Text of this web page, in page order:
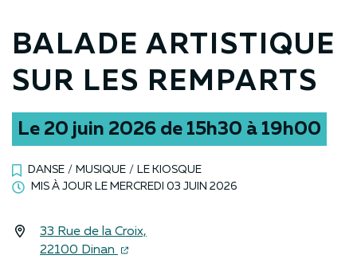
BALADE ARTISTIQUE
SUR LES REMPARTS
Le 20 juin 2026 de 15h30 à 19h00
DANSE / MUSIQUE / LE KIOSQUE
MIS À JOUR LE MERCREDI 03 JUIN 2026
INFOS UTILES
33 Rue de la Croix,
22100 Dinan
(ouverture dans un nouvel onglet)